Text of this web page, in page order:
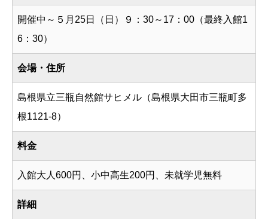
開催中～５月25日（日）９：30～17：00（最終入館1
6：30）
会場・住所
島根県立三瓶自然館サヒメル（島根県大田市三瓶町多
根1121-8）
料金
入館大人600円、小中高生200円、未就学児無料
詳細